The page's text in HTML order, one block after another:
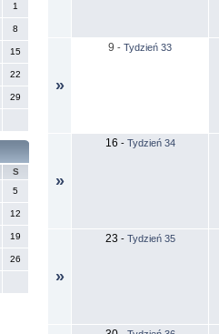
1
8
15
22
29
S
5
12
19
26
»
9 - Tydzień 33
»
16 - Tydzień 34
»
23 - Tydzień 35